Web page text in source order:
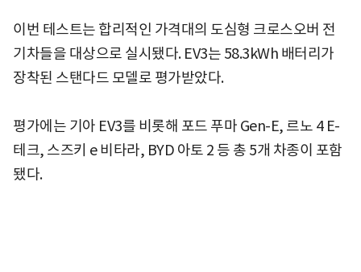
이번 테스트는 합리적인 가격대의 도심형 크로스오버 전
기차들을 대상으로 실시됐다. EV3는 58.3kWh 배터리가
장착된 스탠다드 모델로 평가받았다.
평가에는 기아 EV3를 비롯해 포드 푸마 Gen-E, 르노 4 E-
테크, 스즈키 e 비타라, BYD 아토 2 등 총 5개 차종이 포함
됐다.